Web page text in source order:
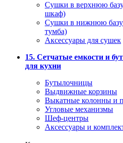
Сушки в верхнюю
шкаф)
Сушки в нижнюю
тумба)
Аксессуары для сушек
15. Сетчатые емкости и
для кухни
Бутылочницы
Выдвижные корзины
Выкатные колонны и
Угловые механизмы
Шеф-центры
Аксессуары и